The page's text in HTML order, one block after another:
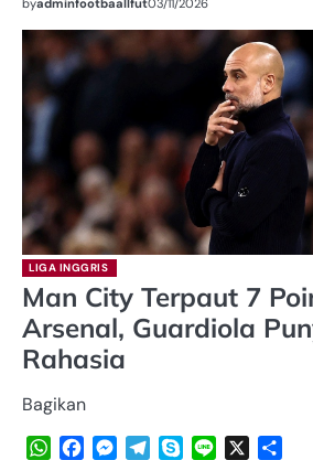
byadminfootbaallfut03/11/2026
LIGA INGGRIS
Man City Terpaut 7
Arsenal, Guardiola
Rahasia
Bagikan
WhatsApp
FacebookMessenger
TelegramSkypeLine